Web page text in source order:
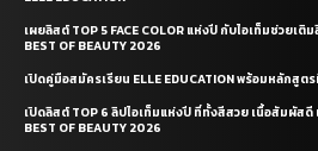
เผยลิสต์ TOP 5 FACE COLOR แห่งปี กับไอเท็มช่วยเติ
BEST OF BEAUTY 2026
เปิดคู่มือสมัครเรียน ELLE EDUCATION พร้อมหลักสู
เปิดลิสต์ TOP 6 ลิปไอเท็มแห่งปี ที่ทั้งสีสวย เนื้อสัมผัสดี
BEST OF BEAUTY 2026